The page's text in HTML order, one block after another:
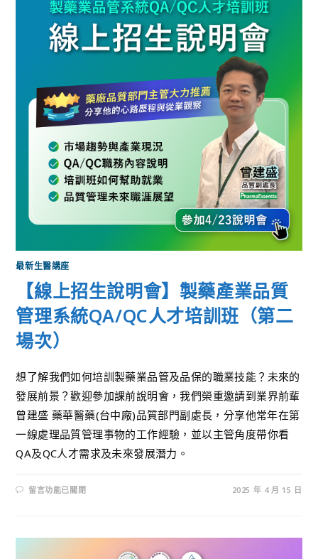
最新生醫講座
【線上招生說明會】製藥產業品質
管理系統QA/QC人才培訓班（第二
場次）
想了解我們如何培訓製藥業品管及品保的職業技能？未來的
發展前景？歡迎參加課前說明會，我們榮重邀請到業界前輩
曾建盛 藥華醫藥(台中廠)品質部門副處長，分享他常年在第
一線處理品質管理事物的工作經驗，並以主管角度帶你看
QA及QC人才需求及未來發展潛力。
留言功能已關閉 2025 年 4 月 15 日